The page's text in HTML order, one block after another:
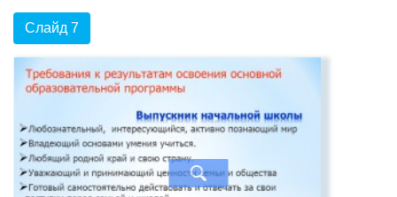
Слайд 7